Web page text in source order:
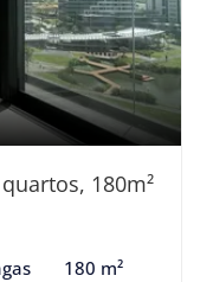
180m²
180 m²